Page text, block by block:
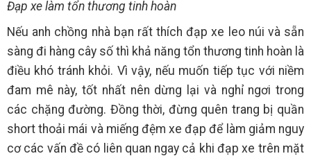
Đạp xe làm tổn thương tinh hoàn
Nếu anh chồng nhà bạn rất thích đạp xe leo núi và sẵn
sàng đi hàng cây số thì khả năng tổn thương tinh hoàn là
điều khó tránh khỏi. Vì vậy, nếu muốn tiếp tục với niềm
đam mê này, tốt nhất nên dừng lại và nghỉ ngơi trong
các chặng đường. Đồng thời, đừng quên trang bị quần
short thoải mái và miếng đệm xe đạp để làm giảm nguy
cơ các vấn đề có liên quan ngay cả khi đạp xe trên mặt